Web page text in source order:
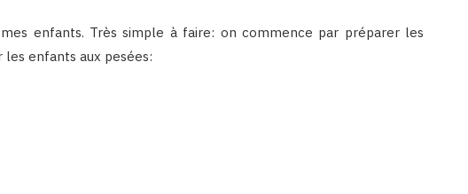
enfants. Très simple à faire: on commence par préparer les
enfants aux pesées: